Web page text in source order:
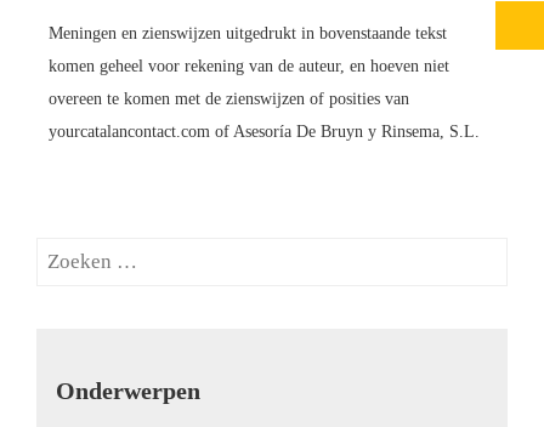
Meningen en zienswijzen uitgedrukt in bovenstaande tekst
komen geheel voor rekening van de auteur, en hoeven niet
overeen te komen met de zienswijzen of posities van
yourcatalancontact.com of Asesoría De Bruyn y Rinsema, S.L.
Onderwerpen